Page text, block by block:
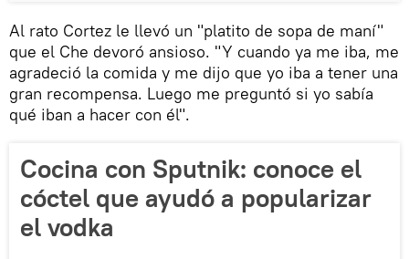
Al rato Cortez le llevó un "platito de sopa de maní"
que el Che devoró ansioso. "Y cuando ya me iba, me
agradeció la comida y me dijo que yo iba a tener una
gran recompensa. Luego me preguntó si yo sabía
qué iban a hacer con él".
Cocina con Sputnik: conoce el
cóctel que ayudó a popularizar
el vodka